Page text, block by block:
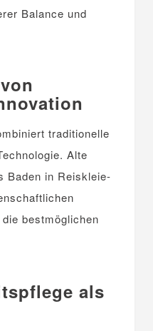
Balance und
traditionelle
Alte
Baden in Reiskleie-
bestmöglichen
als